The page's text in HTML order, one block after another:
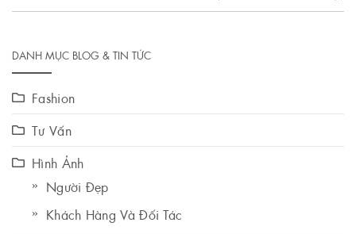
DANH MỤC BLOG & TIN TỨC
Fashion
Tư Vấn
Hình Ảnh
Người Đẹp
Khách Hàng Và Đối Tác